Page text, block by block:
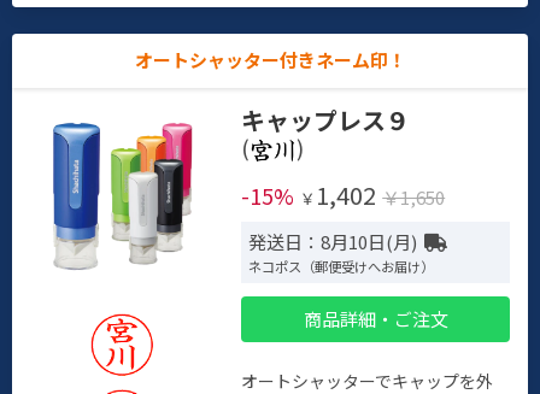
オートシャッター付きネーム印！
キャップレス９
(
)
-15% ￥ 1,402 ￥1,650
発送日：8月10日(月)
ネコポス（郵便受けへお届け）
商品詳細・ご注文
オートシャッターでキャップを外